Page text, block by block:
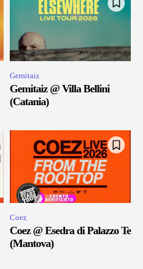
Gemitaiz
Gemitaiz @ Villa Bellini
(Catania)
Coez
Coez @ Esedra di Palazzo Te
(Mantova)